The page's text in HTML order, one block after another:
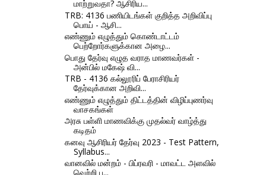
மாற்றுவதா? ஆசிரிய...
TRB: 4136 பணியிடங்கள் குறித்த அறிவிப்பு
பொய் - ஆசி...
எண்ணும் எழுத்தும் கொண்டாட்டம்
பெற்றோர்களுக்கான அழை...
பொது தேர்வு எழுத வராத மாணவர்கள் -
அன்பில் மகேஷ் வி...
TRB - 4136 கல்லூரிப் பேராசிரியர்
தேர்வுக்கான அறிவி...
எண்ணும் எழுத்தும் திட்டத்தின் விழிப்புணர்வு
வாசகங்கள்
அரசு பள்ளி மாணவிக்கு முதல்வர் வாழ்த்து
கடிதம்
கனவு ஆசிரியர் தேர்வு 2023 - Test Pattern,
Syllabus...
வானவில் மன்றம் - பிப்ரவரி - மாவட்ட அளவில்
வெற்றி ப...